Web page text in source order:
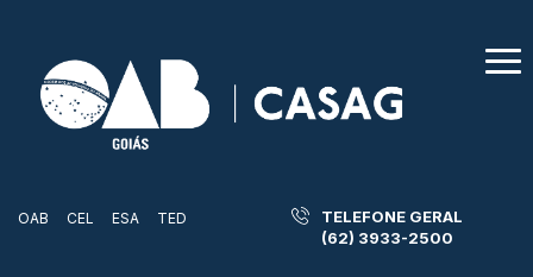
OAB CEL ESA TED
TELEFONE GERAL
(62) 3933-2500